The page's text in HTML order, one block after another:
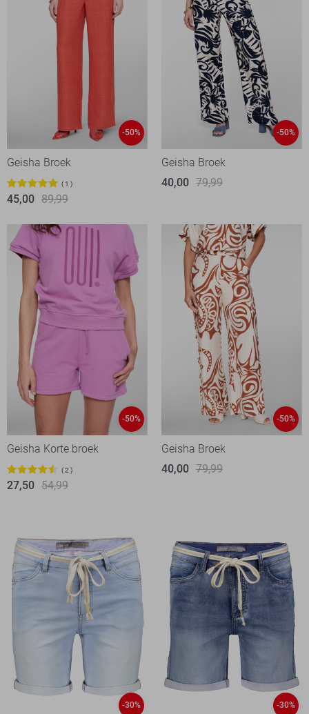
-50%
Geisha Broek
1
45,00 89,99
-50%
Geisha Broek
40,00 79,99
-50%
Geisha Korte broek
2
27,50 54,99
-50%
Geisha Broek
40,00 79,99
-30% -30%